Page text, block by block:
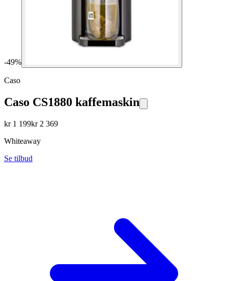
-49%
Caso
Caso CS1880 kaffemaskin
kr 1 199kr 2 369
Whiteaway
Se tilbud